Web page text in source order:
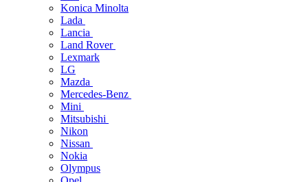
Konica Minolta
Lada
Lancia
Land Rover
Lexmark
LG
Mazda
Mercedes-Benz
Mini
Mitsubishi
Nikon
Nissan
Nokia
Olympus